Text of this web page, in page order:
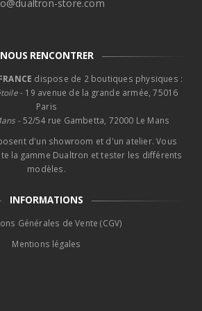
store.com
NOUS RENCONTRER
dispose de 2 boutiques physiques :
- 19 avenue de la grande armée, 75016
Paris
- 52/54 rue Gambetta, 72000 Le Mans
d'un showroom et d'un atelier. Vous
la gamme Dualtron et tester les différents
modèles.
INFORMATIONS
Générales de Vente (CGV)
Mentions légales